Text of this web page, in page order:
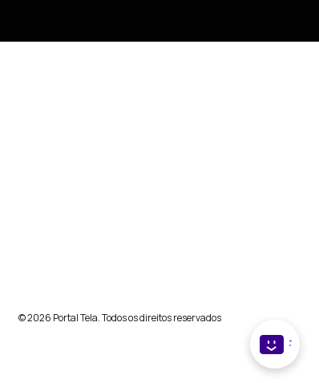
© 2026 Portal Tela. Todos os direitos reservados